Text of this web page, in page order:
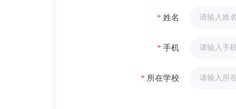
* 姓名
* 手机
* 所在学校